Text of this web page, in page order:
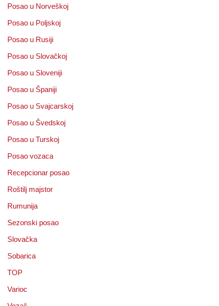
Posao u Norveškoj
Posao u Poljskoj
Posao u Rusiji
Posao u Slovačkoj
Posao u Sloveniji
Posao u Španiji
Posao u Svajcarskoj
Posao u Švedskoj
Posao u Turskoj
Posao vozaca
Recepcionar posao
Roštilj majstor
Rumunija
Sezonski posao
Slovačka
Sobarica
TOP
Varioc